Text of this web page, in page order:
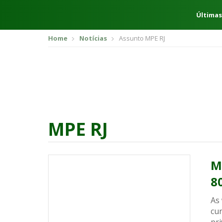
Home Notícias Assunto MPE RJ
MPE RJ